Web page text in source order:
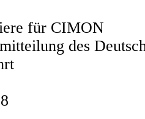
für CIMON
des